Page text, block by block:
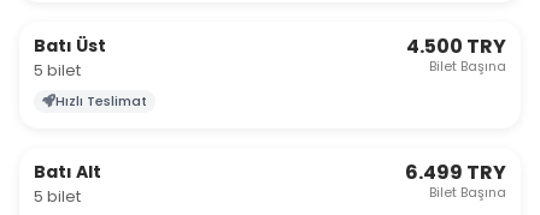
Batı Üst
5 bilet
4.500 TRY
Bilet Başına
Hızlı Teslimat
Batı Alt
5 bilet
6.499 TRY
Bilet Başına